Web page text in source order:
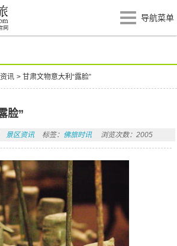
导航菜单
讯 >甘肃文物意大利“露脸”
脸”
景区资讯 标签： 佛旅时讯 浏览次数：2005